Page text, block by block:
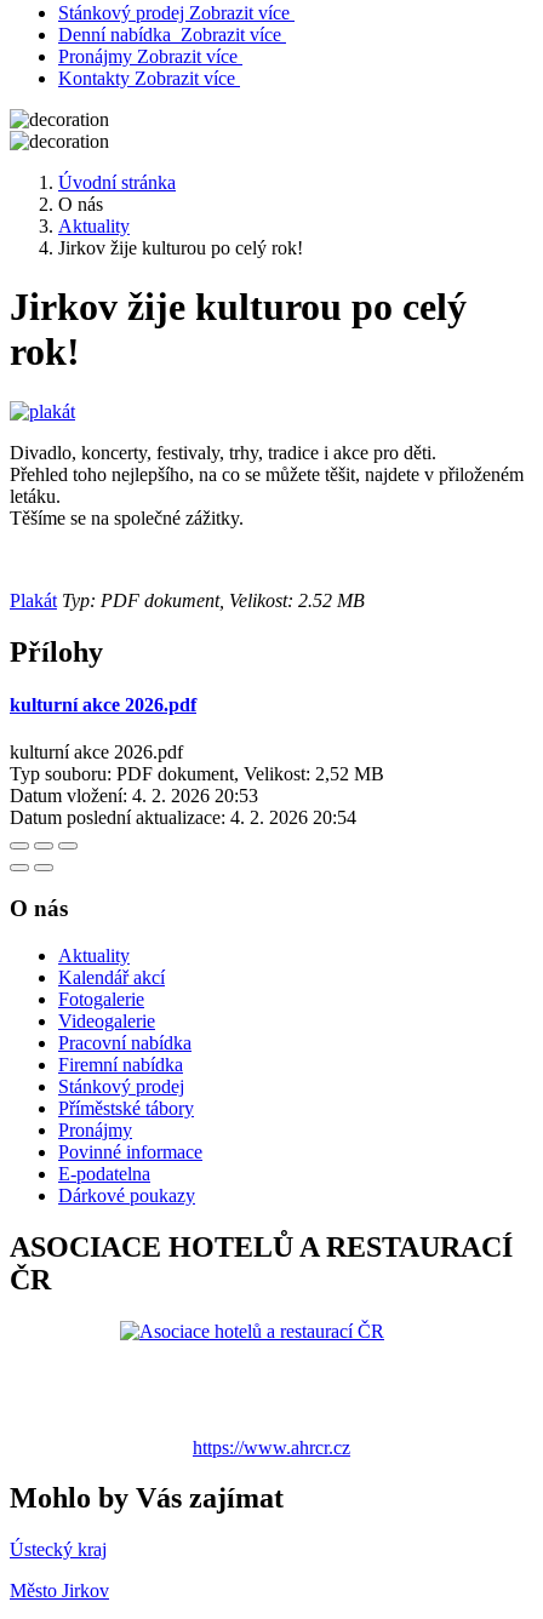
Stánkový prodej Zobrazit více
Denní nabídka Zobrazit více
Pronájmy Zobrazit více
Kontakty Zobrazit více
Úvodní stránka
O nás
Aktuality
Jirkov žije kulturou po celý rok!
Jirkov žije kulturou po celý
rok!
Divadlo, koncerty, festivaly, trhy, tradice i akce pro děti.
Přehled toho nejlepšího, na co se můžete těšit, najdete v přiloženém
letáku.
Těšíme se na společné zážitky.
Plakát Typ: PDF dokument, Velikost: 2.52 MB
Přílohy
kulturní akce 2026.pdf
kulturní akce 2026.pdf
Typ souboru: PDF dokument, Velikost: 2,52 MB
Datum vložení: 4. 2. 2026 20:53
Datum poslední aktualizace: 4. 2. 2026 20:54
O nás
Aktuality
Kalendář akcí
Fotogalerie
Videogalerie
Pracovní nabídka
Firemní nabídka
Stánkový prodej
Příměstské tábory
Pronájmy
Povinné informace
E-podatelna
Dárkové poukazy
ASOCIACE HOTELŮ A RESTAURACÍ
ČR
https://www.ahrcr.cz
Mohlo by Vás zajímat
Ústecký kraj
Město Jirkov